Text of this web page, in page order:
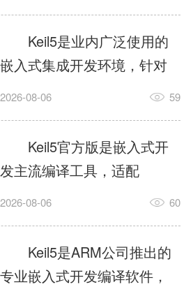
这样？因为AI，就是个只会
耍嘴皮子的书呆子。它脑子
里有海量知识，但没有真正
激发出来实力。而
AgentSkill，就是给AI大脑装
上的一双机械手，它真的能
解决很多问题。1什么是
AgentSkillSkill指...
Keil5是业内广泛使用的
嵌入式集成开发环境，针对
ARM、51内核单片机提供编
力，代码编译稳定，调试工
具成熟，大量开源项目基于
该平台开发。新项目需要单
独下载对应芯片支持包，新
手配置难度较高，正版商业
授权费用不菲，未授权版本
存在程序容量限制，适合硬
2026-08-06 59
Keil5官方版是嵌入式开
发主流编译工具，适配
STM32、51单片机等多款芯
在线调试、代码仿真，兼容
众多厂商芯片安装包。软件
需要手动添加器件库，初次
2026-08-06 60
Keil5是ARM公司推出的
专业嵌入式开发编译软件，